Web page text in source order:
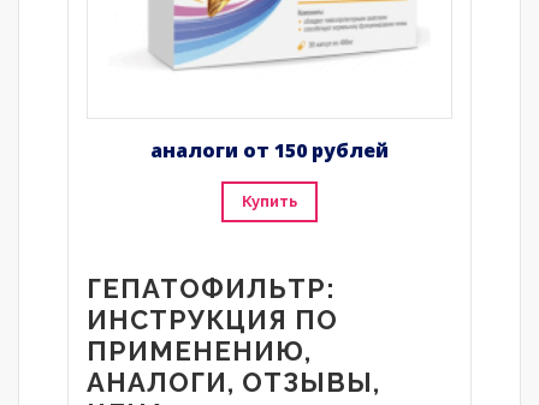
аналоги от 150 рублей
Купить
ГЕПАТОФИЛЬТР:
ИНСТРУКЦИЯ ПО
ПРИМЕНЕНИЮ,
АНАЛОГИ, ОТЗЫВЫ,